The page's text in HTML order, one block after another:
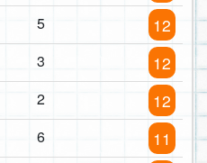
5 12
3 12
2 12
6 11